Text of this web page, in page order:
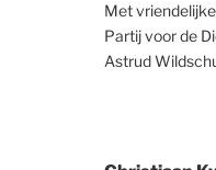
Met
Partij voor de
Astrud